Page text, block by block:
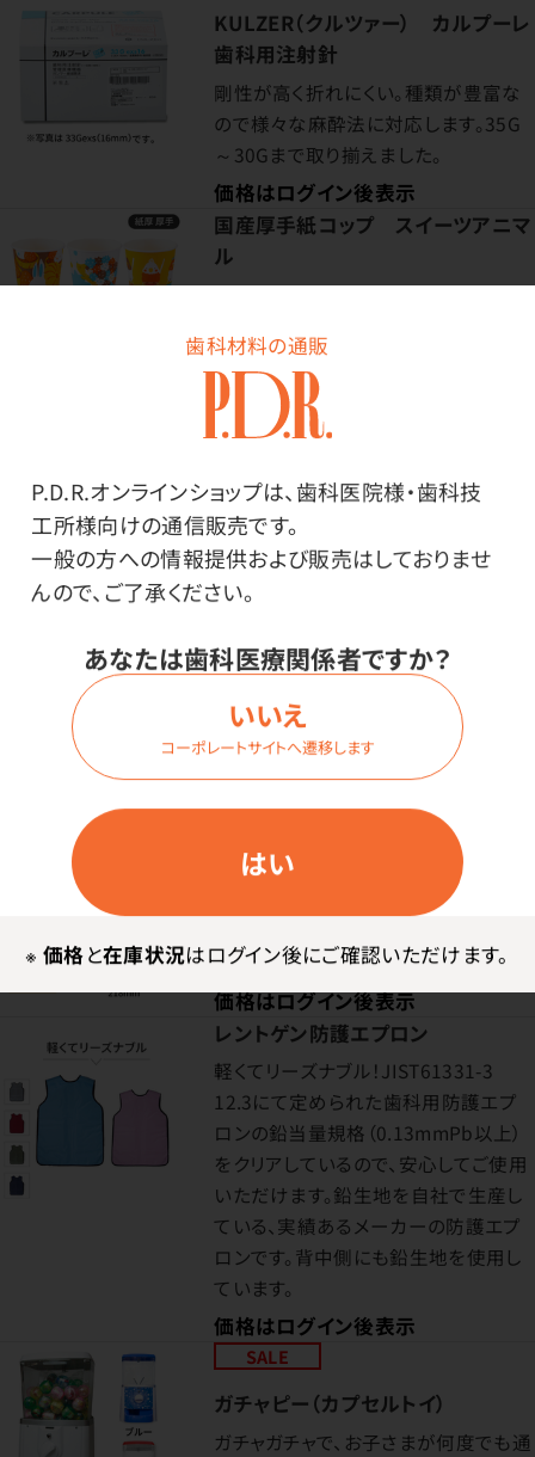
歯科材料の通販
P.D.R.オンラインショップは、歯科医院様・歯科技
工所様向けの通信販売です。
一般の方への情報提供および販売はしておりませ
んので、ご了承ください。
あなたは歯科医療関係者ですか？
はい
いいえ
コーポレートサイトへ遷移します
※ 価格と在庫状況はログイン後にご確認いただけます。
KULZER（クルツァー） カルプーレ
歯科用注射針
剛性が高く折れにくい。種類が豊富な
ので様々な麻酔法に対応します。35G
～30Gまで取り揃えました。
価格はログイン後表示
国産厚手紙コップ スイーツアニマ
ル
あま～い世界で暮らす動物たち。
価格はログイン後表示
セレーノ HP用カーバイドカッタ
ー クロスカット 標準
「中国製＝安かろう悪かろう」のイメー
ジを払拭するカーバイドカッター。この
価格でこの切れ味、ぜひご利用くださ
い。
価格はログイン後表示
コスパ ペーパータオル 小判
環境に優しい再生紙使用のペーパー
タオル。
価格はログイン後表示
【日本製】クレシアEF ハンドタオ
ル ソフトタイプ200（中判）
バージンパルプのような柔らかさなが
た、環境に配慮したペーパータオル。
価格はログイン後表示
レントゲン防護エプロン
軽くてリーズナブル！JIST61331-3
12.3にて定められた歯科用防護エプ
ロンの鉛当量規格（0.13mmPb以上）
をクリアしているので、安心してご使用
いただけます。鉛生地を自社で生産し
ている、実績あるメーカーの防護エプ
ロンです。背中側にも鉛生地を使用し
ています。
価格はログイン後表示
SALE
ガチャピー（カプセルトイ）
ガチャガチャで、お子さまが何度でも通